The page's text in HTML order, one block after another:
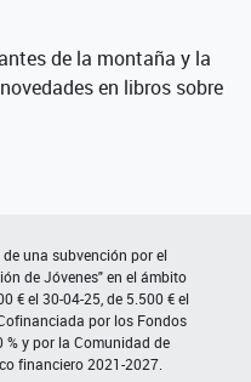
de la montaña y la
en libros sobre
una subvención por el
de Jóvenes" en el ámbito
€ el 30-04-25, de 5.500 € el
por los Fondos
% y por la Comunidad de
financiero 2021-2027.